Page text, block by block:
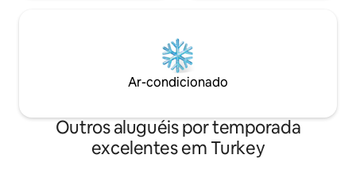
Ar-condicionado
Outros aluguéis por temporada
excelentes em Turkey